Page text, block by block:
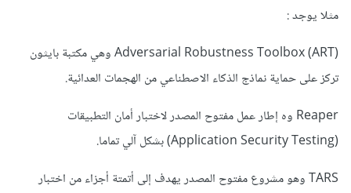
مثلا يوجد
Adversarial Robustness Toolbox (ART) وهي مكتبة بايثون
تركز على حماية نماذج الذكاء الاصطناعي من الهجمات العدائية.
Reaper وه إطار عمل مفتوح المصدر لاختبار أمان التطبيقات
TARS وهو مشروع مفتوح المصدر يهدف إلى أتمتة أجزاء من اختبار